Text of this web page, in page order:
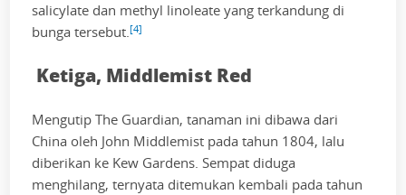
salicylate dan methyl linoleate yang terkandung di
bunga tersebut.[4]
Ketiga, Middlemist Red
Mengutip The Guardian, tanaman ini dibawa dari
China oleh John Middlemist pada tahun 1804, lalu
diberikan ke Kew Gardens. Sempat diduga
menghilang, ternyata ditemukan kembali pada tahun